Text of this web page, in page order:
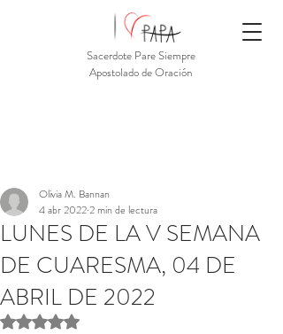
Sacerdote Pare Siempre
Apostolado de Oración
LUNES DE LA V SEMANA
DE CUARESMA, 04 DE
ABRIL DE 2022
Olivia M. Bannan
4 abr 20222 min de lectura
Obtuvo NaN de 5 estrellas.